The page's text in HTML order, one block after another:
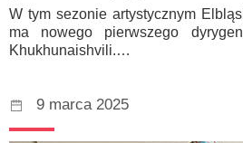
W tym sezonie artystycznym
ma nowego pierwszego
Khukhunaishvili.…
9 marca 2025